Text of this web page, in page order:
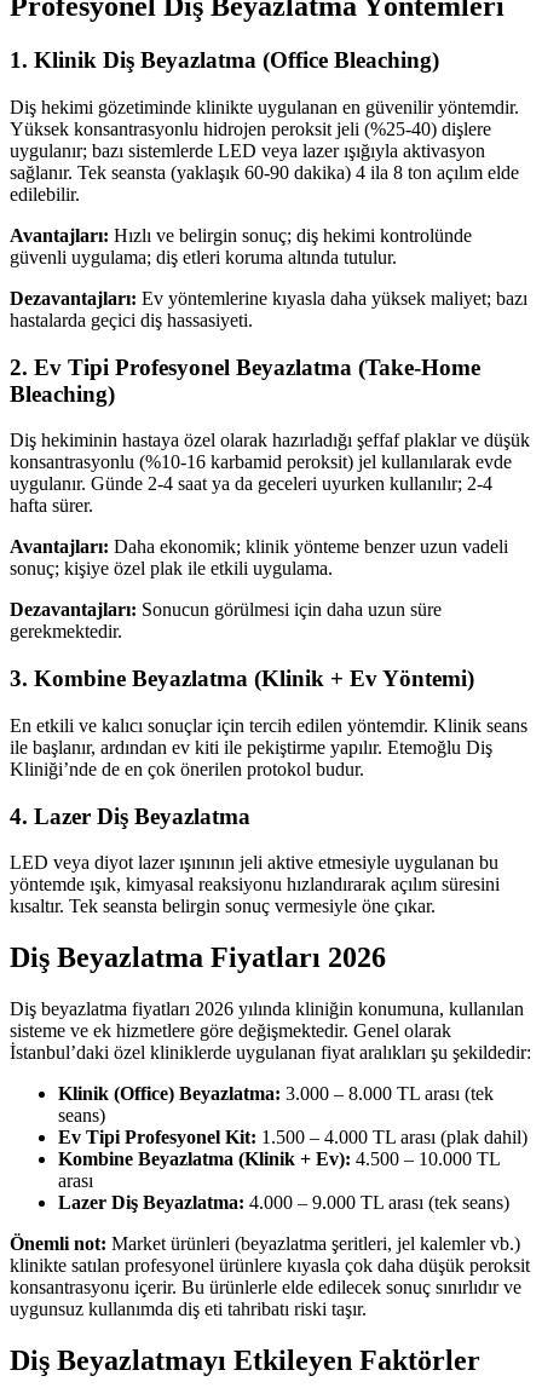
Profesyonel Diş Beyazlatma Yöntemleri
1. Klinik Diş Beyazlatma (Office Bleaching)
Diş hekimi gözetiminde klinikte uygulanan en güvenilir yöntemdir.
Yüksek konsantrasyonlu hidrojen peroksit jeli (%25-40) dişlere
uygulanır; bazı sistemlerde LED veya lazer ışığıyla aktivasyon
sağlanır. Tek seansta (yaklaşık 60-90 dakika) 4 ila 8 ton açılım elde
edilebilir.
Avantajları: Hızlı ve belirgin sonuç; diş hekimi kontrolünde
güvenli uygulama; diş etleri koruma altında tutulur.
Dezavantajları: Ev yöntemlerine kıyasla daha yüksek maliyet; bazı
hastalarda geçici diş hassasiyeti.
2. Ev Tipi Profesyonel Beyazlatma (Take-Home
Bleaching)
Diş hekiminin hastaya özel olarak hazırladığı şeffaf plaklar ve düşük
konsantrasyonlu (%10-16 karbamid peroksit) jel kullanılarak evde
uygulanır. Günde 2-4 saat ya da geceleri uyurken kullanılır; 2-4
hafta sürer.
Avantajları: Daha ekonomik; klinik yönteme benzer uzun vadeli
sonuç; kişiye özel plak ile etkili uygulama.
Dezavantajları: Sonucun görülmesi için daha uzun süre
gerekmektedir.
3. Kombine Beyazlatma (Klinik + Ev Yöntemi)
En etkili ve kalıcı sonuçlar için tercih edilen yöntemdir. Klinik seans
ile başlanır, ardından ev kiti ile pekiştirme yapılır. Etemoğlu Diş
Kliniği’nde de en çok önerilen protokol budur.
4. Lazer Diş Beyazlatma
LED veya diyot lazer ışınının jeli aktive etmesiyle uygulanan bu
yöntemde ışık, kimyasal reaksiyonu hızlandırarak açılım süresini
kısaltır. Tek seansta belirgin sonuç vermesiyle öne çıkar.
Diş Beyazlatma Fiyatları 2026
Diş beyazlatma fiyatları 2026 yılında kliniğin konumuna, kullanılan
sisteme ve ek hizmetlere göre değişmektedir. Genel olarak
İstanbul’daki özel kliniklerde uygulanan fiyat aralıkları şu şekildedir:
Klinik (Office) Beyazlatma: 3.000 – 8.000 TL arası (tek
seans)
Ev Tipi Profesyonel Kit: 1.500 – 4.000 TL arası (plak dahil)
Kombine Beyazlatma (Klinik + Ev): 4.500 – 10.000 TL
arası
Lazer Diş Beyazlatma: 4.000 – 9.000 TL arası (tek seans)
Önemli not: Market ürünleri (beyazlatma şeritleri, jel kalemler vb.)
klinikte satılan profesyonel ürünlere kıyasla çok daha düşük peroksit
konsantrasyonu içerir. Bu ürünlerle elde edilecek sonuç sınırlıdır ve
uygunsuz kullanımda diş eti tahribatı riski taşır.
Diş Beyazlatmayı Etkileyen Faktörler